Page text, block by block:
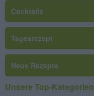
Cocktails
Tagesrezept
Neue Rezepte
Unsere Top-Kategorien